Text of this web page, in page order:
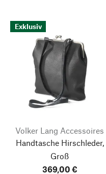
Exklusiv
Volker Lang Accessoires
Handtasche Hirschleder,
Groß
369,00 €